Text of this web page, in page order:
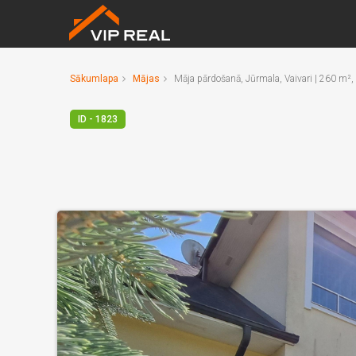
Sākumlapa Mājas Māja pārdošanā, Jūrmala, Vaivari | 260
ID - 1823